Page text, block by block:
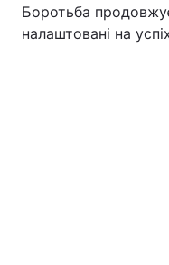
Боротьба
налаштовані на